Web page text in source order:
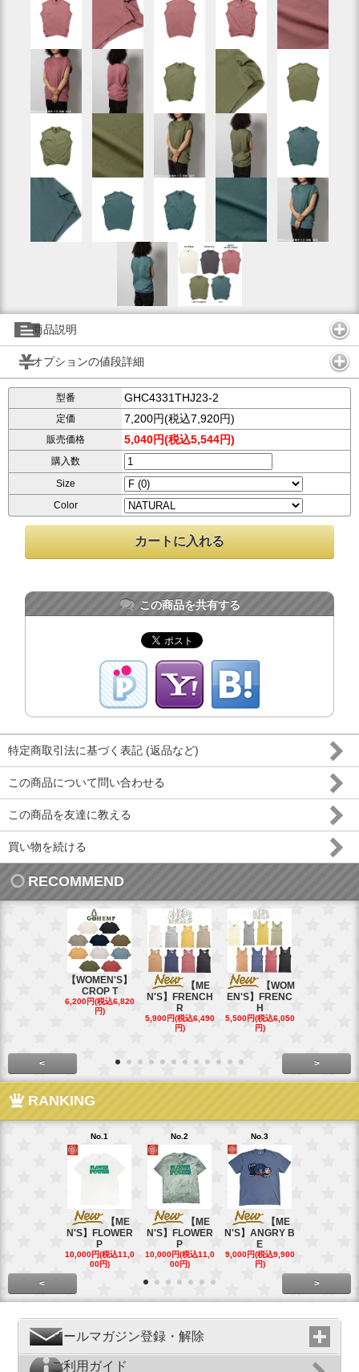
商品説明
オプションの値段詳細
型番 GHC4331THJ23-2
定価 7,200円(税込7,920円)
販売価格 5,040円(税込5,544円)
購入数
Size
Color
この商品を共有する
特定商取引法に基づく表記 (返品など)
この商品について問い合わせる
この商品を友達に教える
買い物を続ける
RECOMMEND
【WOMEN'S】
CROP T
6,200円(税込6,820
円)
【ME
N'S】FRENCH
R
5,900円(税込6,490
円)
【WOM
EN'S】FRENC
H
5,500円(税込6,050
円)
< >
RANKING
No.1
【ME
N'S】FLOWER
P
10,000円(税込11,0
00円)
No.2
【ME
N'S】FLOWER
P
10,000円(税込11,0
00円)
No.3
【ME
N'S】ANGRY B
E
9,000円(税込9,900
円)
< >
メールマガジン登録・解除
ご利用ガイド